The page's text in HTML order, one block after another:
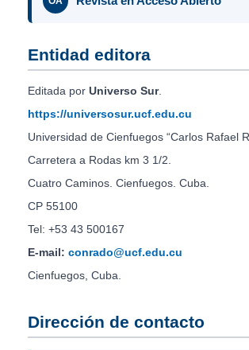
Entidad editora
Editada por Universo Sur.
https://universosur.ucf.edu.cu
Universidad de Cienfuegos “Carlos Rafael
Carretera a Rodas km 3 1/2.
Cuatro Caminos. Cienfuegos. Cuba.
CP 55100
Tel: +53 43 500167
E-mail: conrado@ucf.edu.cu
Cienfuegos, Cuba.
Dirección de contacto